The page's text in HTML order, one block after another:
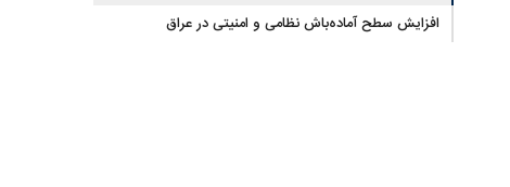
مقیاس یا شناور روی آب در مازندران
افزایش سطح آماده‌باش نظامی و امنیتی در عراق